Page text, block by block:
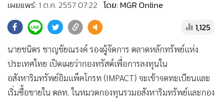
• ผู้จัดการรายวัน
• คอลัมนิสต์
• ละคร
• CbizReview
• Cyber BIZ
เผยแพร่: 1 ต.ค. 2557 07:22 โดย: MGR Online
1,125
นายชนิตร ชาญชัยณรงค์ รองผู้จัดการ ตลาดหลักทรัพย์แห่ง
ประเทศไทย เปิดเผยว่ากองทรัสต์เพื่อการลงทุนใน
อสังหาริมทรัพย์อิมแพ็คโกรท (IMPACT) จะเข้าจดทะเบียนและ
เริ่มซื้อขายใน ตลท. ในหมวดกองทุนรวมอสังหาริมทรัพย์และกอง